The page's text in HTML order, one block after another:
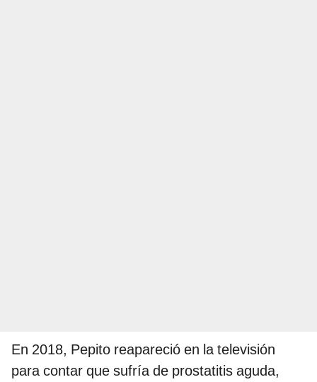
En 2018, Pepito reapareció en la televisión
para contar que sufría de prostatitis aguda,